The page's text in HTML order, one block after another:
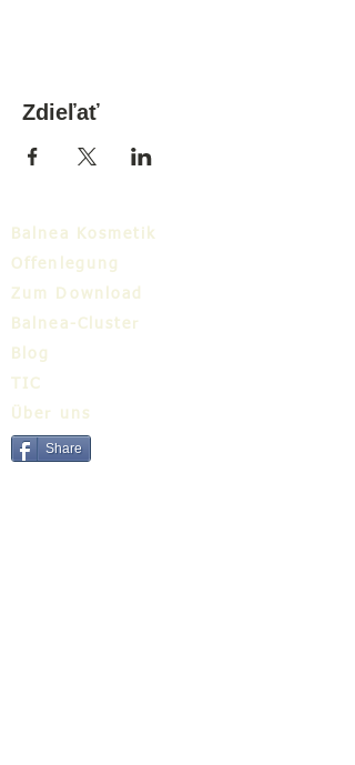
Zdieľať
Balnea Kosmetik
Offenlegung
Zum Download
Balnea-Cluster
Blog
TIC
Über uns
Share